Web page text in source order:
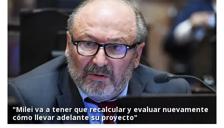
"Milei va a tener que recalcular y evaluar nuevamente
cómo llevar adelante su proyecto"